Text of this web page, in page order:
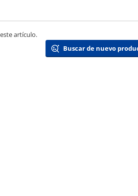
artículo.
Buscar de nuevo